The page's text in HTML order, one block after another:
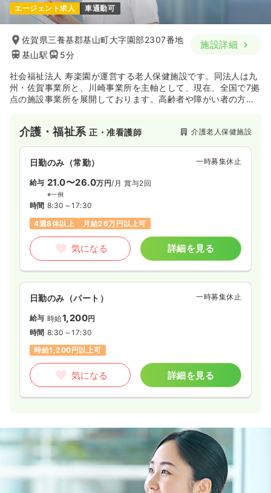
エージェント求人 車通勤可
佐賀県三養基郡基山町大字園部2307番地
基山駅
5分
施設詳細
社会福祉法人 寿楽園が運営する老人保健施設です。同法人は九
州・佐賀事業所と、川崎事業所を主軸として、現在、全国で7拠
点の施設事業所を展開しております。高齢者や障がい者の方々
す。
介護・福祉系正・准看護師 介護老人保健施設
日勤のみ（常勤） 一時募集休止
給与 21.0〜26.0万円/月 賞与2回
※一例
時間 8:30～17:30
4週8休以上
月給26万円以上可
気になる 詳細を見る
日勤のみ（パート） 一時募集休止
給与 時給1,200円
時間 8:30～17:30
時給1,200円以上可
気になる 詳細を見る